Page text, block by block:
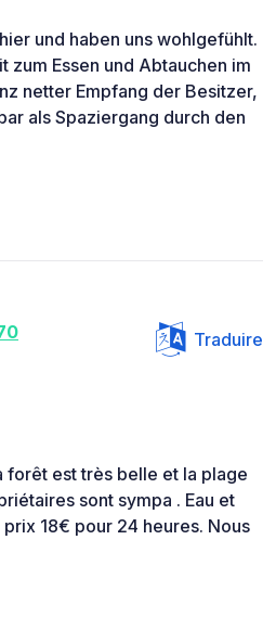
und haben uns wohlgefühlt.
zum Essen und Abtauchen im
netter Empfang der Besitzer,
als Spaziergang durch den
Traduire
forêt est très belle et la plage
sont sympa . Eau et
18€ pour 24 heures. Nous